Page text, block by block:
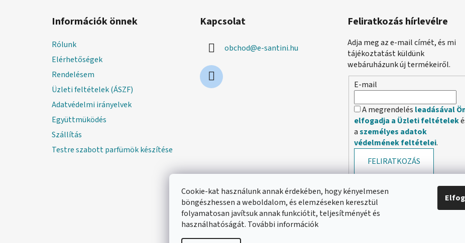
Cookie-kat használunk annak érdekében, hogy kényelmesen
böngészhessen a weboldalom, és elemzéseken keresztül
folyamatosan javítsuk annak funkciótit, teljesítményét és
használhatóságát. További információk
Információk önnek
Rólunk
Elérhetőségek
Rendelésem
Üzleti feltételek (ÁSZF)
Adatvédelmi irányelvek
Együttmüködés
Szállítás
Testre szabott parfümök készítése
Kapcsolat
obchod@e-santini.hu
Feliratkozás hírlevélre
Adja meg az e-mail címét, és mi
tájékoztatást küldünk
webáruházunk új termékeiről.
E-mail
A megrendelés leadásával
elfogadja a Üzleti feltételek
aszemélyes adatok
védelmének feltételei.
FELIRATKOZÁS